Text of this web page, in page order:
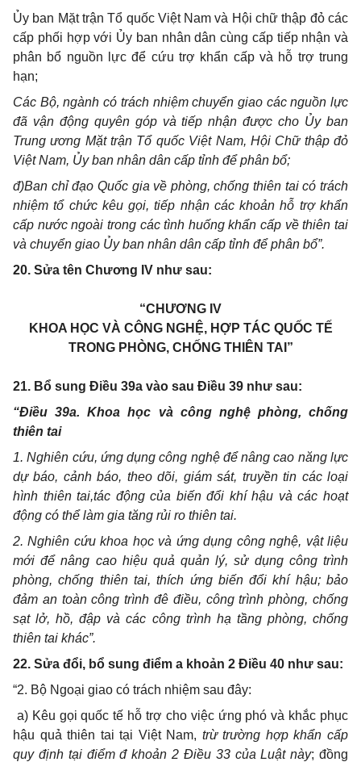
Ủy ban Mặt trận Tổ quốc Việt Nam và Hội chữ thập đỏ các
cấp phối hợp với Ủy ban nhân dân cùng cấp tiếp nhận và
phân bổ nguồn lực để cứu trợ khẩn cấp và hỗ trợ trung
hạn;
Các Bộ, ngành có trách nhiệm chuyển giao các nguồn lực
đã vận động quyên góp và tiếp nhận được cho Ủy ban
Trung ương Mặt trận Tổ quốc Việt Nam, Hội Chữ thập đỏ
Việt Nam, Ủy ban nhân dân cấp tỉnh để phân bổ;
đ)Ban chỉ đạo Quốc gia về phòng, chống thiên tai có trách
nhiệm tổ chức kêu gọi, tiếp nhận các khoản hỗ trợ khẩn
cấp nước ngoài trong các tình huống khẩn cấp về thiên tai
và chuyển giao Ủy ban nhân dân cấp tỉnh để phân bổ”.
20. Sửa tên Chương IV như sau:
“CHƯƠNG IV
KHOA HỌC VÀ CÔNG NGHỆ, HỢP TÁC QUỐC TẾ
TRONG PHÒNG, CHỐNG THIÊN TAI”
21. Bổ sung Điều 39a vào sau Điều 39 như sau:
“Điều 39a. Khoa học và công nghệ phòng, chống
thiên tai
1. Nghiên cứu, ứng dụng công nghệ để nâng cao năng lực
dự báo, cảnh báo, theo dõi, giám sát, truyền tin các loại
hình thiên tai,tác độngcủa biến đổi khí hậu và các hoạt
động có thể làm gia tăng rủi ro thiên tai.
2. Nghiên cứu khoa học và ứng dụng công nghệ, vật liệu
mới để nâng cao hiệu quả quản lý, sử dụng công trình
phòng, chống thiên tai, thích ứng biến đổi khí hậu; bảo
đảm an toàn công trình đê điều, công trình phòng, chống
sạt lở, hồ, đập và các công trình hạ tầng phòng, chống
thiên tai khác”.
22. Sửa đổi, bổ sung điểm a khoản 2 Điều 40 như sau:
“2. Bộ Ngoại giao có trách nhiệm sau đây:
a) Kêu gọi quốc tế hỗ trợ cho việc ứng phó và khắc phục
hậu quả thiên tai tại Việt Nam, trừ trường hợp khẩn cấp
quy định tại điểm đ khoản 2 Điều 33 của Luật này; đồng